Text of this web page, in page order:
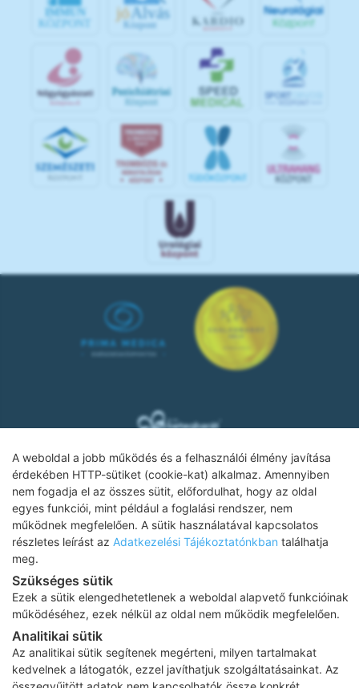
A weboldal a jobb működés és a felhasználói élmény javítása
érdekében HTTP-sütiket (cookie-kat) alkalmaz. Amennyiben
nem fogadja el az összes sütit, előfordulhat, hogy az oldal
egyes funkciói, mint például a foglalási rendszer, nem
működnek megfelelően. A sütik használatával kapcsolatos
részletes leírást az Adatkezelési Tájékoztatónkban találhatja
meg.
Szükséges sütik
Ezek a sütik elengedhetetlenek a weboldal alapvető funkcióinak
működéséhez, ezek nélkül az oldal nem működik megfelelően.
Analitikai sütik
Az analitikai sütik segítenek megérteni, milyen tartalmakat
kedvelnek a látogatók, ezzel javíthatjuk szolgáltatásainkat. Az
IMMUN
KÖZPONT
jó Alvás
Központ
SPOR
Adatkezelési tájékoztató
Impresszum
Karrier
Az oldalon feltüntetett árak az ÁFÁ-t tartalmazzák!
A képek a Shutterstock.com és a Canva.com
licence alapján
kerültek felhasználásra.